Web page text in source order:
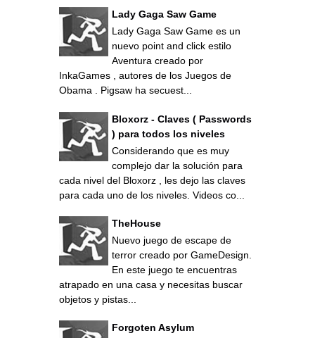
Lady Gaga Saw Game
Lady Gaga Saw Game es un
nuevo point and click estilo
Aventura creado por
InkaGames , autores de los Juegos de
Obama . Pigsaw ha secuest...
Bloxorz - Claves ( Passwords
) para todos los niveles
Considerando que es muy
complejo dar la solución para
cada nivel del Bloxorz , les dejo las claves
para cada uno de los niveles. Videos co...
TheHouse
Nuevo juego de escape de
terror creado por GameDesign.
En este juego te encuentras
atrapado en una casa y necesitas buscar
objetos y pistas...
Forgoten Asylum